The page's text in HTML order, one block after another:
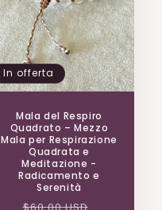
In offerta
Mala del Respiro
Quadrato – Mezzo
Mala per Respirazione
Quadrata e
Meditazione -
Radicamento e
Serenità